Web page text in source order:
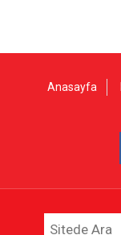
Anasayfa